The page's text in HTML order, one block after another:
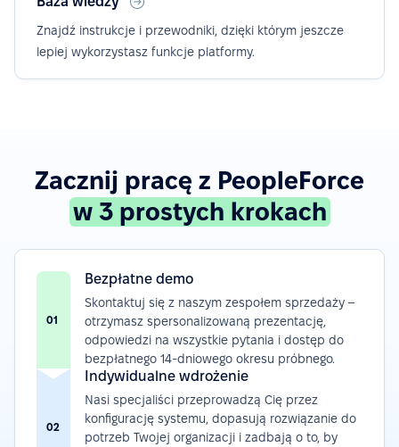
Znajdź instrukcje i przewodniki, dzięki którym jeszcze
lepiej wykorzystasz funkcje platformy.
Zacznij pracę z PeopleForce
w 3 prostych krokach
01
Bezpłatne demo
Skontaktuj się z naszym zespołem sprzedaży –
otrzymasz spersonalizowaną prezentację,
odpowiedzi na wszystkie pytania i dostęp do
bezpłatnego 14-dniowego okresu próbnego.
02
Indywidualne wdrożenie
Nasi specjaliści przeprowadzą Cię przez
konfigurację systemu, dopasują rozwiązanie do
potrzeb Twojej organizacji i zadbają o to, by